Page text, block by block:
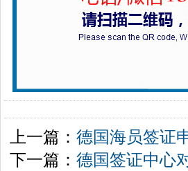
上一篇： 德国海员签证
下一篇： 德国签证中心